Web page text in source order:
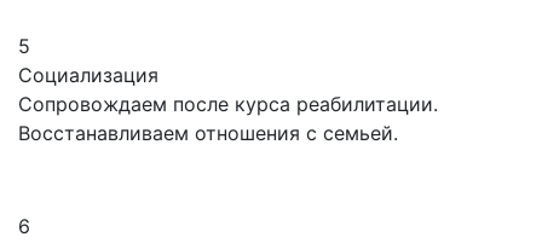
5
Социализация
Сопровождаем после курса реабилитации.
Восстанавливаем отношения с семьей.
6